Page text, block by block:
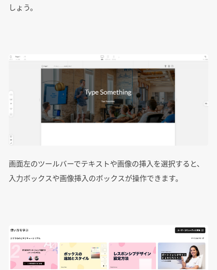
しょう。
画面左のツールバーでテキストや画像の挿入を選択すると、
入力ボックスや画像挿入のボックスが操作できます。